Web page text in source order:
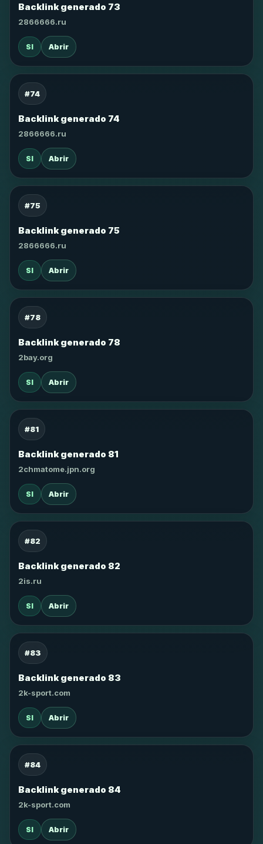
Backlink generado 73
2866666.ru
SI Abrir
#74
Backlink generado 74
2866666.ru
SI Abrir
#75
Backlink generado 75
2866666.ru
SI Abrir
#78
Backlink generado 78
2bay.org
SI Abrir
#81
Backlink generado 81
2chmatome.jpn.org
SI Abrir
#82
Backlink generado 82
2is.ru
SI Abrir
#83
Backlink generado 83
2k-sport.com
SI Abrir
#84
Backlink generado 84
2k-sport.com
SI Abrir